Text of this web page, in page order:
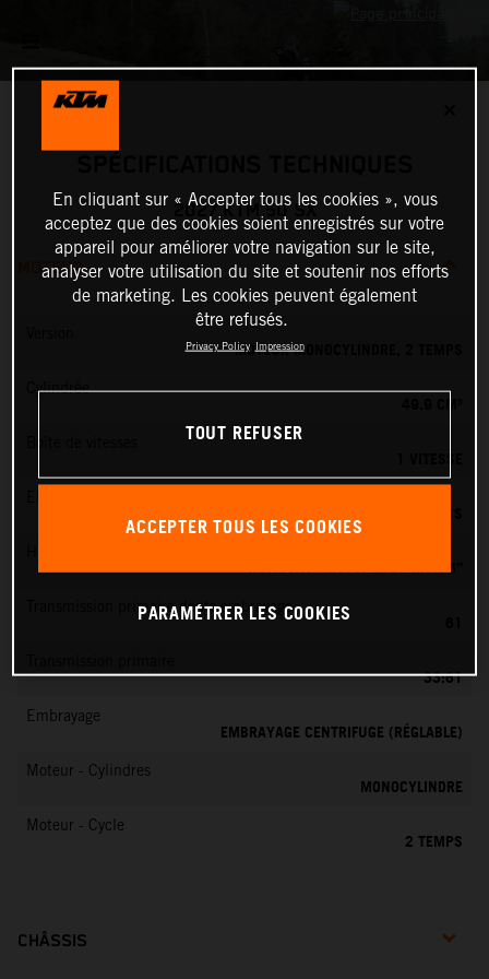
2027 KTM 50 SX
MOTEUR
MOTEUR MONOCYLINDRE, 2 TEMPS
Cylindrée
DELL’ORTO PHBG 19 BS
HUILE ATF “MOTOREX DEXRON 3”
Transmission primaire dents embrayage
33:61
Embrayage
EMBRAYAGE CENTRIFUGE (RÉGLABLE)
Moteur - Cylindres
MONOCYLINDRE
Moteur - Cycle
2 TEMPS
CHÂSSIS
En cliquant sur « Accepter tous les cookies », vous
acceptez que des cookies soient enregistrés sur votre
appareil pour améliorer votre navigation sur le site,
analyser votre utilisation du site et soutenir nos efforts
de marketing. Les cookies peuvent également
être refusés.
Privacy Policy Impression
TOUT REFUSER
ACCEPTER TOUS LES COOKIES
PARAMÉTRER LES COOKIES